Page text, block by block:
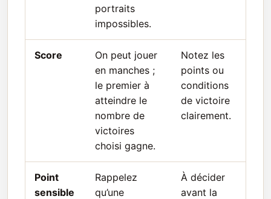
portraits
impossibles.
Score
On peut jouer
en manches ;
le premier à
atteindre le
nombre de
victoires
choisi gagne.
Notez les
points ou
conditions
de victoire
clairement.
Point
sensible
Rappelez
qu’une
À décider
avant la